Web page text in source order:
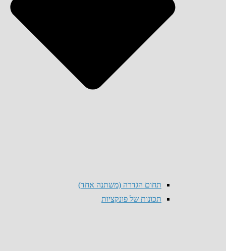
תחום הגדרה (משתנה אחד)
תכונות של פונקציות